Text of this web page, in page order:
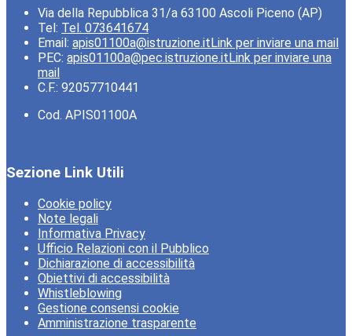
Via della Repubblica 31/a 63100 Ascoli Piceno (AP)
Tel: Tel. 073641674
Email: apis01100a@istruzione.itLink per inviare una mail
PEC: apis01100a@pec.istruzione.itLink per inviare una
mail
C.F.: 92057710441
Cod. APIS01100A
Sezione Link Utili
Cookie policy
Note legali
Informativa Privacy
Ufficio Relazioni con il Pubblico
Dichiarazione di accessibilità
Obiettivi di accessibilità
Whistleblowing
Gestione consensi cookie
Amministrazione trasparente